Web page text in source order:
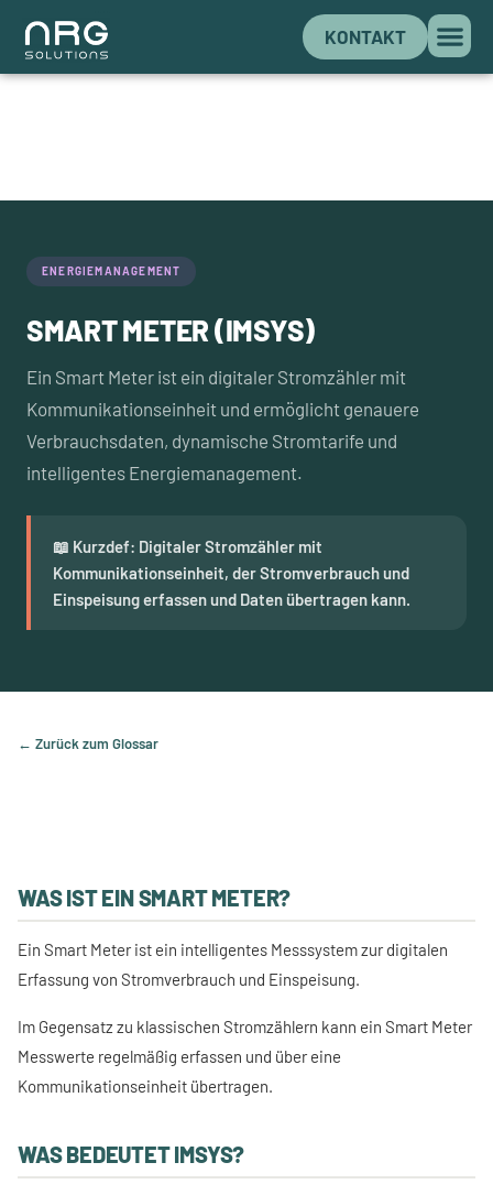
KONTAKT
ENERGIEMANAGEMENT
SMART METER (IMSYS)
Ein Smart Meter ist ein digitaler Stromzähler mit
Kommunikationseinheit und ermöglicht genauere
Verbrauchsdaten, dynamische Stromtarife und
intelligentes Energiemanagement.
📖 Kurzdef: Digitaler Stromzähler mit
Kommunikationseinheit, der Stromverbrauch und
Einspeisung erfassen und Daten übertragen kann.
← Zurück zum Glossar
WAS IST EIN SMART METER?
Ein Smart Meter ist ein intelligentes Messsystem zur digitalen
Erfassung von Stromverbrauch und Einspeisung.
Im Gegensatz zu klassischen Stromzählern kann ein Smart Meter
Messwerte regelmäßig erfassen und über eine
Kommunikationseinheit übertragen.
WAS BEDEUTET IMSYS?